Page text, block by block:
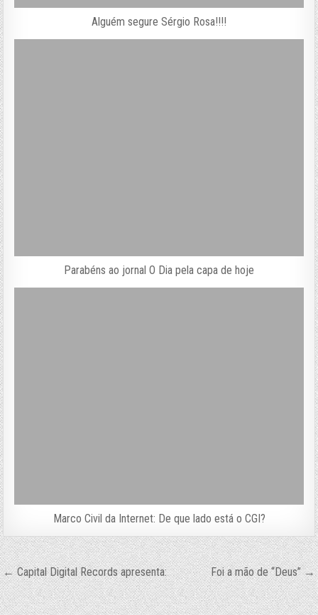
Alguém segure Sérgio Rosa!!!!
Parabéns ao jornal O Dia pela capa de hoje
Marco Civil da Internet: De que lado está o CGI?
Navegação
de
← Capital Digital Records apresenta: Foi a mão de “Deus” →